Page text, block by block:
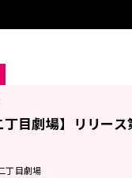
丁目劇場】リリー
丁目劇場